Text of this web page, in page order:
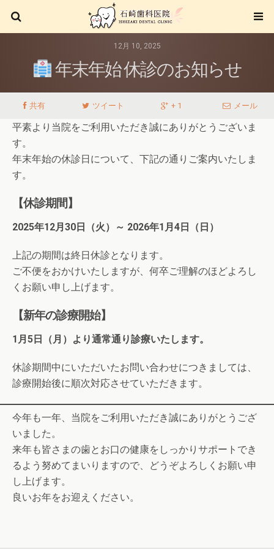
12月 10, 2025
年末年始 休診のお知らせ
共有 ツイート + 1 メール
平素より当院をご利用いただき誠にありがとうございま
す。
年末年始の休診日について、下記の通りご案内いたしま
す。
【休診期間】
2025年12月30日（火）～ 2026年1月4日（日）
上記の期間は終日休診となります。
ご不便をおかけいたしますが、何卒ご理解のほどよろし
くお願い申し上げます。
【新年の診療開始】
1月5日（月）より通常通り診療いたします。
休診期間中にいただいたお問い合わせにつきましては、
診療開始後に順次対応させていただきます。
今年も一年、当院をご利用いただき誠にありがとうござ
いました。
来年も皆さまの歯とお口の健康をしっかりサポートでき
るよう努めてまいりますので、どうぞよろしくお願い申
し上げます。
良いお年をお迎えください。